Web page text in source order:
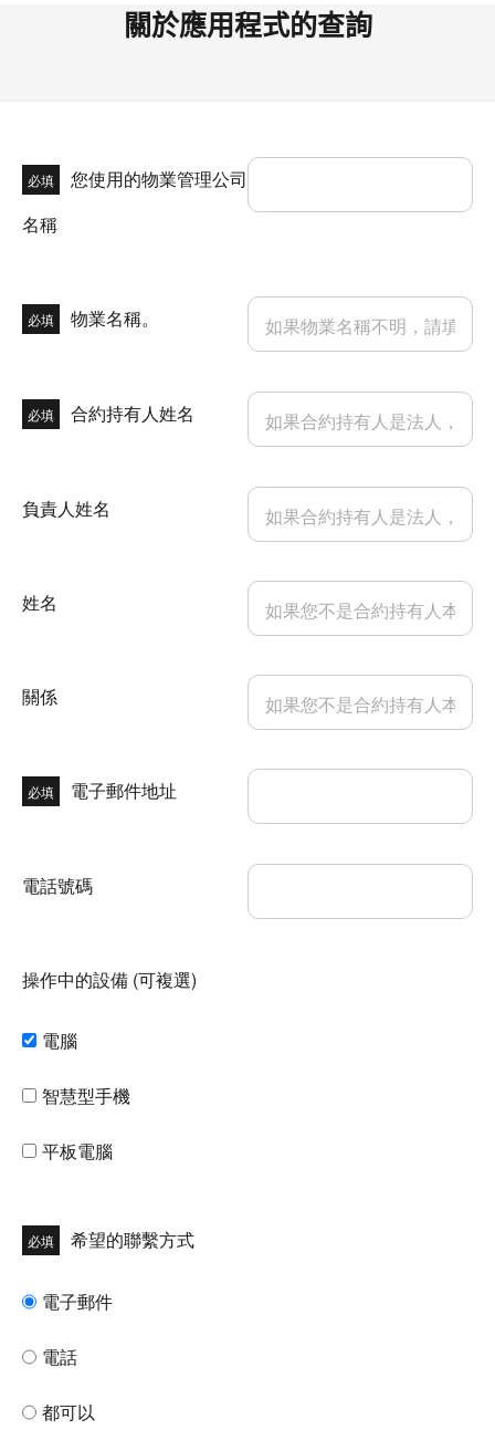
關於應用程式的查詢
必填
您使用的物業管理公司
名稱
必填 物業名稱。
必填 合約持有人姓名
負責人姓名
姓名
關係
必填 電子郵件地址
電話號碼
操作中的設備 (可複選)
電腦
智慧型手機
平板電腦
必填 希望的聯繫方式
電子郵件
電話
都可以